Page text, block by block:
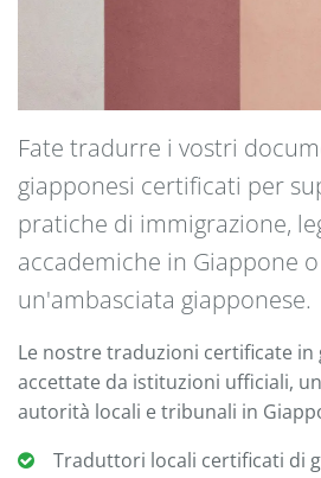
Fate tradurre i vostri
giapponesi certificati per
pratiche di immigrazione,
accademiche in Giappone
un'ambasciata giapponese.
Le nostre traduzioni certificate in
accettate da istituzioni ufficiali,
autorità locali e tribunali in
Traduttori locali certificati di